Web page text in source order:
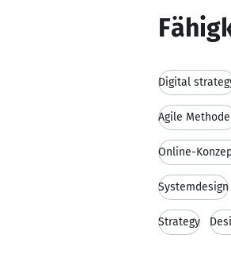
Digital
Agile
Online-
Systemdesign
Strategy